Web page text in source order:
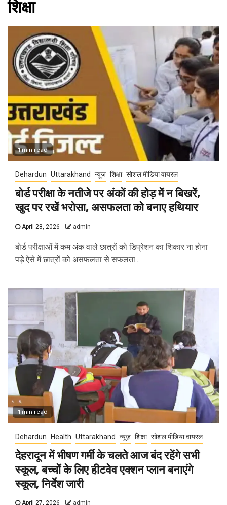
शिक्षा
1 min read
Dehardun Uttarakhand न्यूज़ शिक्षा सोशल मीडिया वायरल
बोर्ड परीक्षा के नतीजे पर अंकों की होड़ में न बिखरें,
खुद पर रखें भरोसा, असफलता को बनाए हथियार
April 28, 2026 admin
बोर्ड परीक्षाओं में कम अंक वाले छात्रों को डिप्रेशन का शिकार ना होना
पड़े.ऐसे में छात्रों को असफलता से सफलता...
1 min read
Dehardun Health Uttarakhand न्यूज़ शिक्षा सोशल मीडिया वायरल
देहरादून में भीषण गर्मी के चलते आज बंद रहेंगे सभी
स्कूल, बच्चों के लिए हीटवेव एक्शन प्लान बनाएंगे
स्कूल, निर्देश जारी
April 27, 2026 admin